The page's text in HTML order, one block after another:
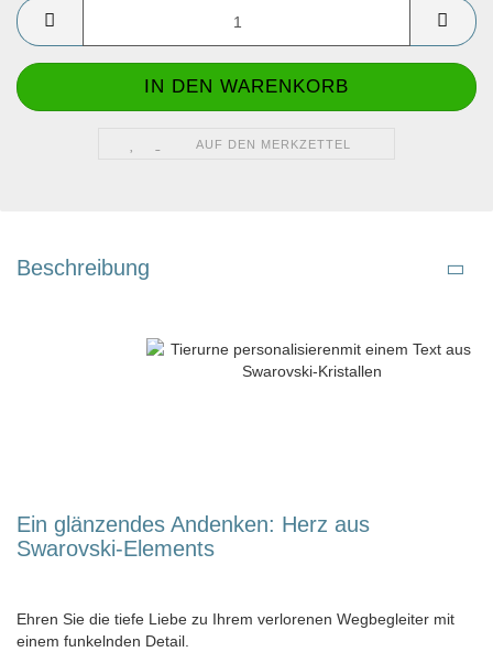
AUF DEN MERKZETTEL
Beschreibung
Ein glänzendes Andenken: Herz aus
Swarovski-Elements
Ehren Sie die tiefe Liebe zu Ihrem verlorenen Wegbegleiter mit
einem funkelnden Detail.